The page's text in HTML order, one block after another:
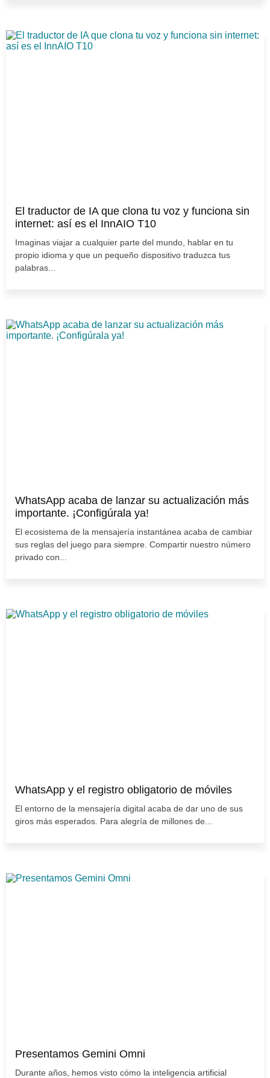
El traductor de IA que clona tu voz y funciona sin
internet: así es el InnAIO T10
Imaginas viajar a cualquier parte del mundo, hablar en tu
propio idioma y que un pequeño dispositivo traduzca tus
palabras...
WhatsApp acaba de lanzar su actualización más
importante. ¡Configúrala ya!
El ecosistema de la mensajería instantánea acaba de cambiar
sus reglas del juego para siempre. Compartir nuestro número
privado con...
WhatsApp y el registro obligatorio de móviles
El entorno de la mensajería digital acaba de dar uno de sus
giros más esperados. Para alegría de millones de...
Presentamos Gemini Omni
Durante años, hemos visto cómo la inteligencia artificial